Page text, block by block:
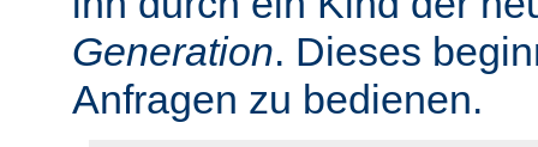
Generation. Dieses
Anfragen zu bedienen.